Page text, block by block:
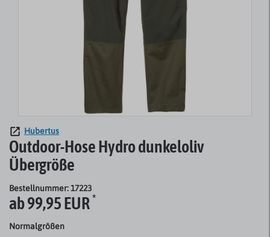
Hubertus
Outdoor-Hose Hydro dunkeloliv
Übergröße
Bestellnummer: 17223
ab 99,95 EUR*
Normalgrößen